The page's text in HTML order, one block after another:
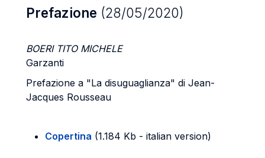
Prefazione (28/05/2020)
BOERI TITO MICHELE
Garzanti
Prefazione a "La disuguaglianza" di Jean-
Jacques Rousseau
Copertina (1.184 Kb - italian version)